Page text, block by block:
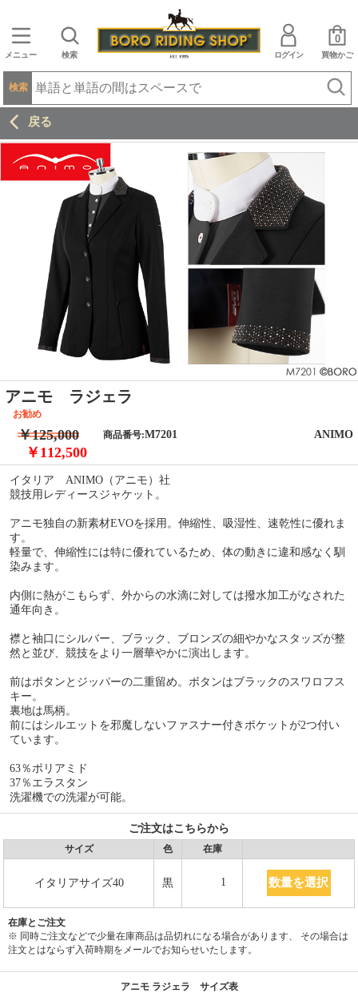
メニュー 検索 ログイン 買物かご
0
検索
戻る
アニモ ラジェラ
お勧め
￥125,000
￥112,500
商品番号:M7201 ANIMO
イタリア ANIMO（アニモ）社
競技用レディースジャケット。
アニモ独自の新素材EVOを採用。伸縮性、吸湿性、速乾性に優れま
す。
軽量で、伸縮性には特に優れているため、体の動きに違和感なく馴
染みます。
内側に熱がこもらず、外からの水滴に対しては撥水加工がなされた
通年向き。
襟と袖口にシルバー、ブラック、ブロンズの細やかなスタッズが整
然と並び、競技をより一層華やかに演出します。
前はボタンとジッパーの二重留め。ボタンはブラックのスワロフス
キー。
裏地は馬柄。
前にはシルエットを邪魔しないファスナー付きポケットが2つ付い
ています。
63％ポリアミド
37％エラスタン
洗濯機での洗濯が可能。
ご注文はこちらから
サイズ 色 在庫
イタリアサイズ40 黒 1 数量を選択
在庫とご注文
※ 同時ご注文などで少量在庫商品は品切れになる場合があります、 その場合は
注文とはならず入荷時期をメールでお知らせいたします。
アニモ ラジェラ サイズ表